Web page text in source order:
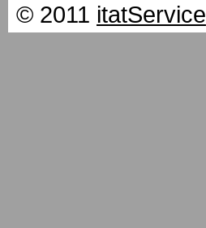
© 2011 itatService